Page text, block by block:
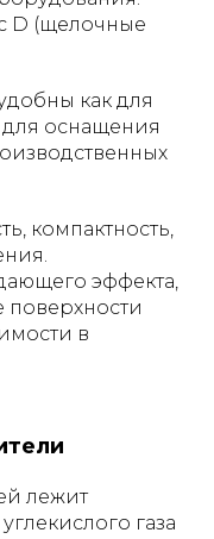
D (щелочные
как для
оснащения
компактность,
эффекта,
поверхности
в
лежит
газа